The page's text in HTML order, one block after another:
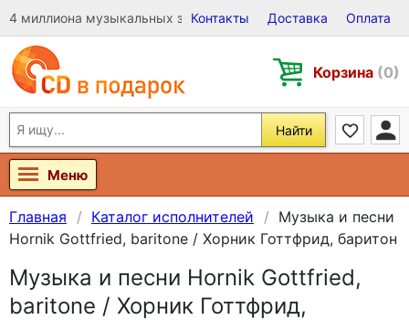
4 миллиона музыкальных записей на Виниле, CD и DVD
Контакты Доставка Оплата
Корзина (0)
Найти
Меню
Главная Каталог исполнителей
Музыка и песни
Hornik Gottfried, baritone / Хорник Готтфрид, баритон
Музыка и песни Hornik Gottfried,
baritone / Хорник Готтфрид,